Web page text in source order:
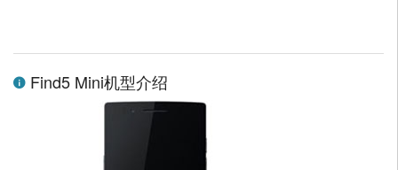
Find5 Mini机型介绍